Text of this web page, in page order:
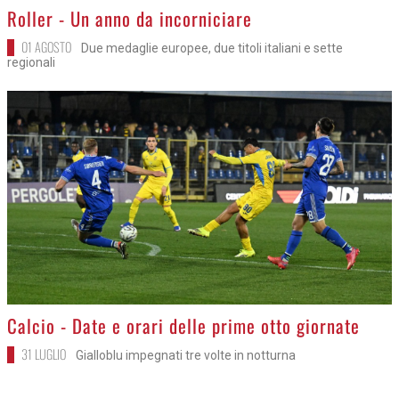
>
Roller - Un anno da incorniciare
01 AGOSTO
Due medaglie europee, due titoli italiani e sette
regionali
>
Calcio - Date e orari delle prime otto giornate
31 LUGLIO Gialloblu impegnati tre volte in notturna